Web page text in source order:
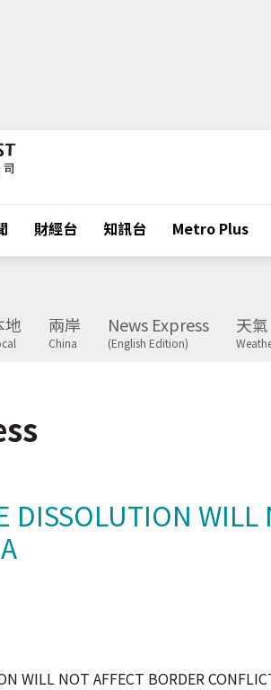
財經台 知訊台 Metro Plus
地 兩岸
China
News Express
(English Edition)
天氣
DISSOLUTION WILL
WILL NOT AFFECT BORDER